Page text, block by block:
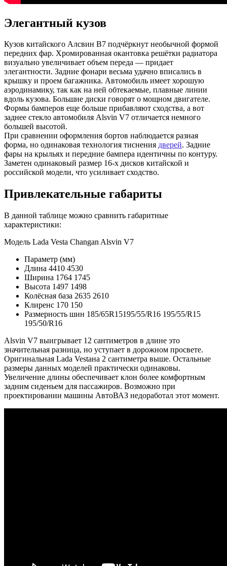
Элегантный кузов
Кузов китайского Алсвин В7 подчёркнут необычной формой
передних фар. Хромированная окантовка решётки радиатора
визуально увеличивает объем переда — придает
элегантности. Задние фонари весьма удачно вписались в
крышку и проем багажника. Автомобиль имеет хорошую
аэродинамику, так как на ней обтекаемые, плавные линии
вдоль кузова. Большие диски говорят о мощном двигателе.
Формы бамперов еще больше прибавляют сходства, а вот
заднее стекло автомобиля Alsvin V7 отличается немного
большей высотой.
При сравнении оформления бортов наблюдается разная
форма, но одинаковая технология тиснения дверей. Задние
фары на крыльях и передние бампера идентичны по контуру.
Заметен одинаковый размер 16-х дисков китайской и
российской модели, что усиливает сходство.
Привлекательные габариты
В данной таблице можно сравнить габаритные
характеристики:
Модель Lada Vesta Changan Alsvin V7
Параметр (мм)
Длина 4410 4530
Ширина 1764 1745
Высота 1497 1498
Колёсная база 2635 2610
Клиренс 170 150
Размерность шин 185/65R15195/55/R16 195/55/R15
195/50/R16
Alsvin V7 выигрывает 12 сантиметров в длине это
значительная разница, но уступает в дорожном просвете.
Оригинальная Lada Vestaна 2 сантиметра выше. Остальные
размеры данных моделей практически одинаковы.
Увеличение длины обеспечивает клон более комфортным
задним сиденьем для пассажиров. Возможно при
проектировании машины АвтоВАЗ недоработал этот момент.